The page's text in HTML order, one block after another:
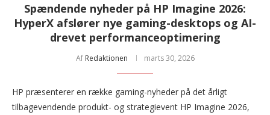
Spændende nyheder på HP Imagine 2026:
HyperX afslører nye gaming-desktops og AI-
drevet performanceoptimering
Af Redaktionen marts 30, 2026
HP præsenterer en række gaming-nyheder på det årligt
tilbagevendende produkt- og strategievent HP Imagine 2026,